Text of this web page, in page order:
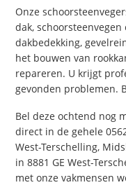
Onze
dak,
dakbedekking,
het bouwen van
repareren. U krijgt
gevonden problemen.
Bel deze ochtend nog
direct in de gehele
West-Terschelling,
in 8881 GE West-
met onze vakmensen